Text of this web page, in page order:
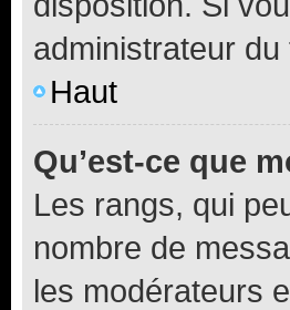
administrateur du
Haut
Qu’est-ce que
Les rangs, qui
nombre de
les modérateurs